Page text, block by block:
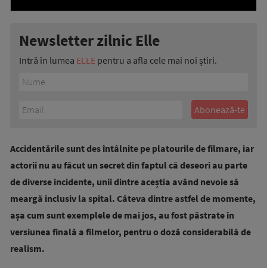
Newsletter zilnic Elle
Intră în lumea ELLE pentru a afla cele mai noi știri.
Accidentările sunt des întâlnite pe platourile de filmare, iar
actorii nu au făcut un secret din faptul că deseori au parte
de diverse incidente, unii dintre aceștia având nevoie să
meargă inclusiv la spital. Câteva dintre astfel de momente,
așa cum sunt exemplele de mai jos, au fost păstrate în
versiunea finală a filmelor, pentru o doză considerabilă de
realism.